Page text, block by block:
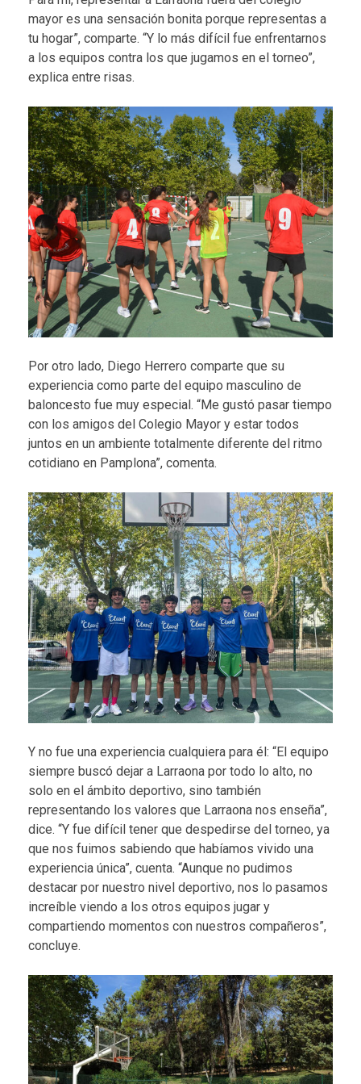
mayor es una sensación bonita porque representas a
tu hogar”, comparte. “Y lo más difícil fue enfrentarnos
a los equipos contra los que jugamos en el torneo”,
explica entre risas.
Por otro lado, Diego Herrero comparte que su
experiencia como parte del equipo masculino de
baloncesto fue muy especial. “Me gustó pasar tiempo
con los amigos del Colegio Mayor y estar todos
juntos en un ambiente totalmente diferente del ritmo
cotidiano en Pamplona”, comenta.
Y no fue una experiencia cualquiera para él: “El equipo
siempre buscó dejar a Larraona por todo lo alto, no
solo en el ámbito deportivo, sino también
representando los valores que Larraona nos enseña”,
dice. “Y fue difícil tener que despedirse del torneo, ya
que nos fuimos sabiendo que habíamos vivido una
experiencia única”, cuenta. “Aunque no pudimos
destacar por nuestro nivel deportivo, nos lo pasamos
increíble viendo a los otros equipos jugar y
compartiendo momentos con nuestros compañeros”,
concluye.